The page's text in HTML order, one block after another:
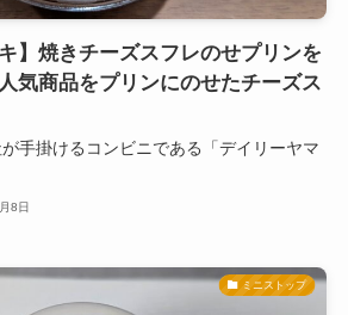
】焼きチーズスフレのせプリンを
気商品をプリンにのせたチーズス
手掛けるコンビニである「デイリーヤマ
8日
ミニストップ